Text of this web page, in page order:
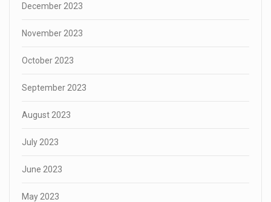
December 2023
November 2023
October 2023
September 2023
August 2023
July 2023
June 2023
May 2023